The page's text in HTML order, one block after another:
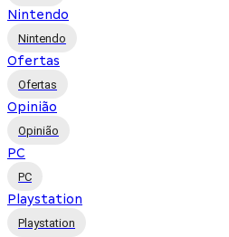
Nintendo
Nintendo
Ofertas
Ofertas
Opinião
Opinião
PC
PC
Playstation
Playstation